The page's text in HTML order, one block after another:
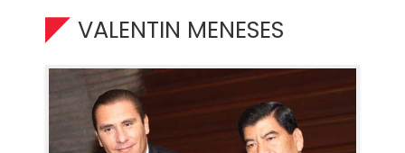
VALENTIN MENESES